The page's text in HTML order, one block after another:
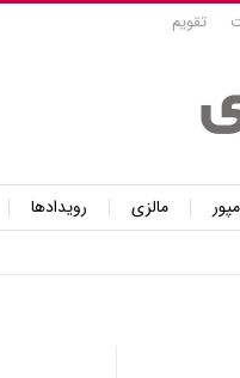
تقویم
مالزی رویدادها